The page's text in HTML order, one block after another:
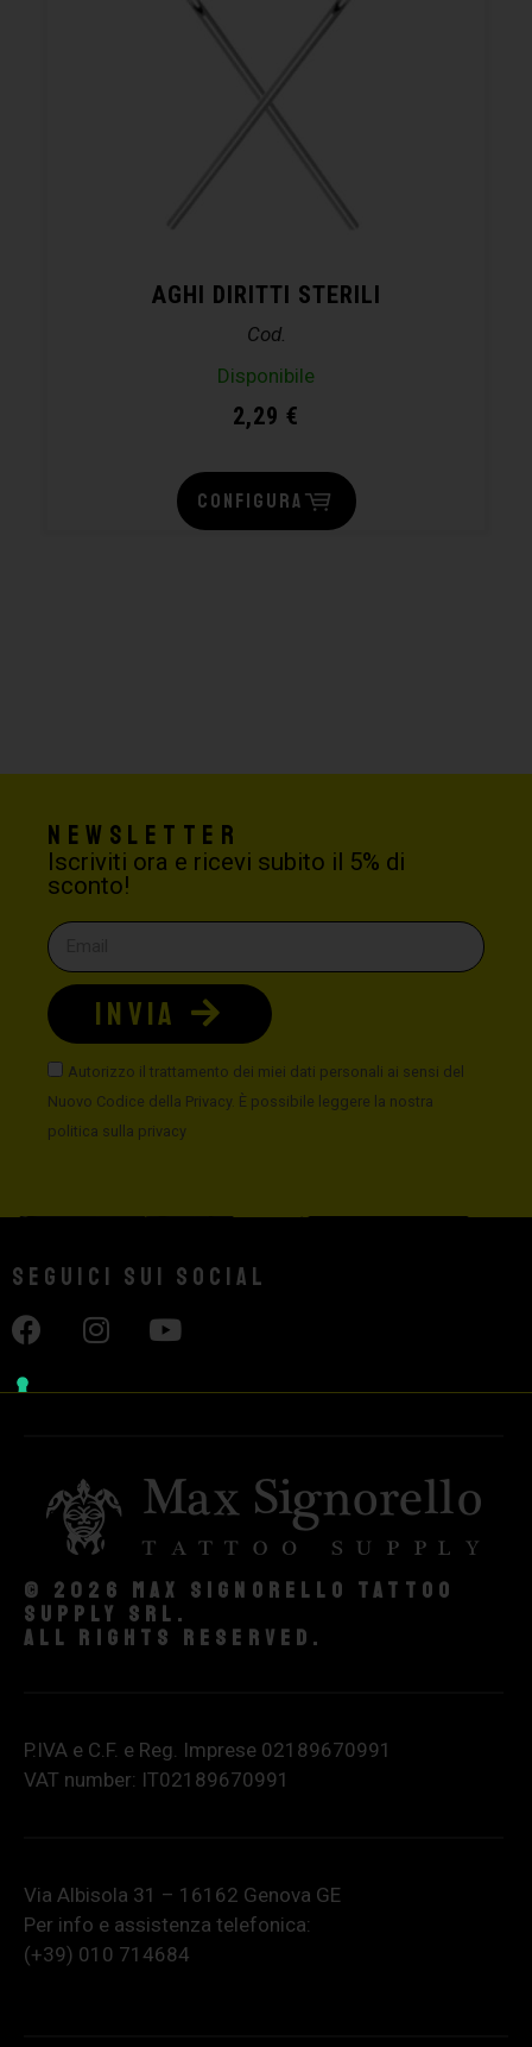
AGHI DIRITTI STERILI
Cod.
Disponibile
2,29 €
CONFIGURA
Newsletter
Iscriviti ora e ricevi subito il 5% di
sconto!
Autorizzo il trattamento dei miei dati personali ai sensi del
Nuovo Codice della Privacy. È possibile leggere la nostra
politica sulla privacy
INVIA
Seguici sui social
© 2026 Max Signorello Tattoo
supply srl.
All rights reserved.
P.IVA e C.F. e Reg. Imprese 02189670991
VAT number: IT02189670991
Via Albisola 31 – 16162 Genova GE
Per info e assistenza telefonica:
(+39) 010 714684